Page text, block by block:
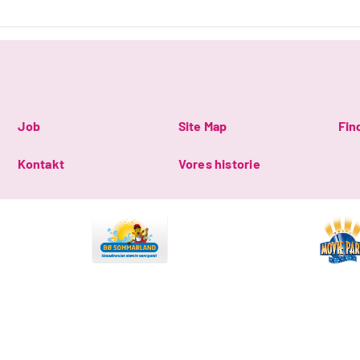
Job Site Map
Kontakt Vores historie